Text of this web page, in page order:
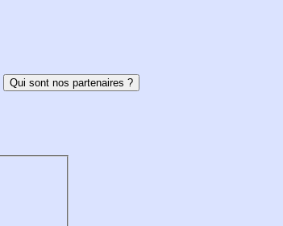
Qui sont nos partenaires ?